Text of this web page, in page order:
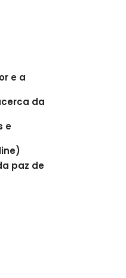
e a
da
e
paz de